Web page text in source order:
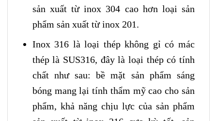
sản xuất từ inox 304 cao hơn loại sản
phẩm sản xuất từ inox 201.
Inox 316 là loại thép không gỉ có mác
thép là SUS316, đây là loại thép có tính
chất như sau: bề mặt sản phẩm sáng
bóng mang lại tính thẩm mỹ cao cho sản
phẩm, khả năng chịu lực của sản phẩm